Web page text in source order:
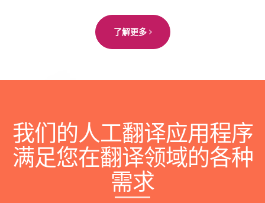
了解更多
我们的人工翻译应用程序
满足您在翻译领域的各种
需求